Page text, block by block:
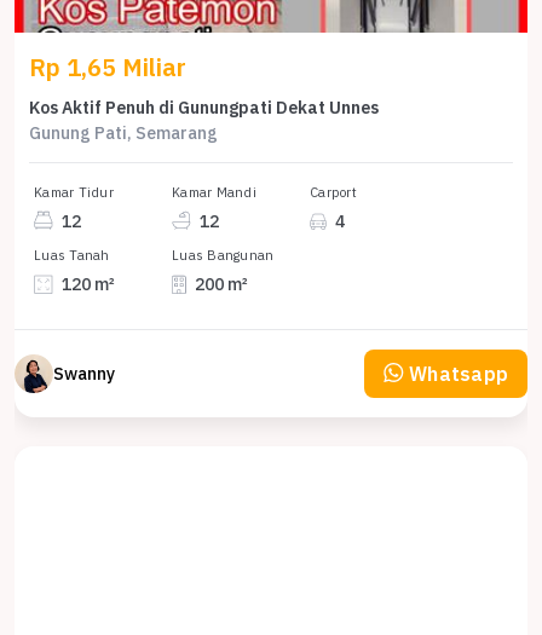
Rp 1,65 Miliar
Kos Aktif Penuh di Gunungpati Dekat Unnes
Gunung Pati, Semarang
Kamar Tidur
12
Kamar Mandi
12
Carport
4
Luas Tanah
120 m²
Luas Bangunan
200 m²
Swanny Whatsapp